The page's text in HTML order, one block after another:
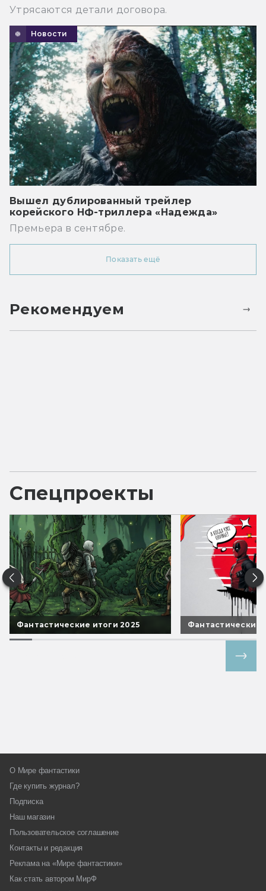
Утрясаются детали договора.
Новости
Вышел дублированный трейлер
корейского НФ-триллера «Надежда»
Премьера в сентябре.
Показать ещё
Рекомендуем
Спецпроекты
Фантастические итоги 2025 Фантастические
О Мире фантастики
Где купить журнал?
Подписка
Наш магазин
Пользовательское соглашение
Контакты и редакция
Реклама на «Мире фантастики»
Как стать автором МирФ